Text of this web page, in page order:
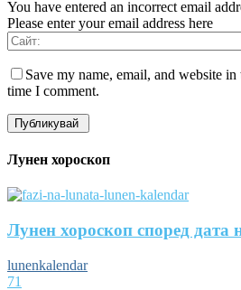
You have entered an incorrect email
Please enter your email address here
Save my name, email, and website
time I comment.
Лунен хороскоп
Лунен хороскоп според дата
lunenkalendar
71